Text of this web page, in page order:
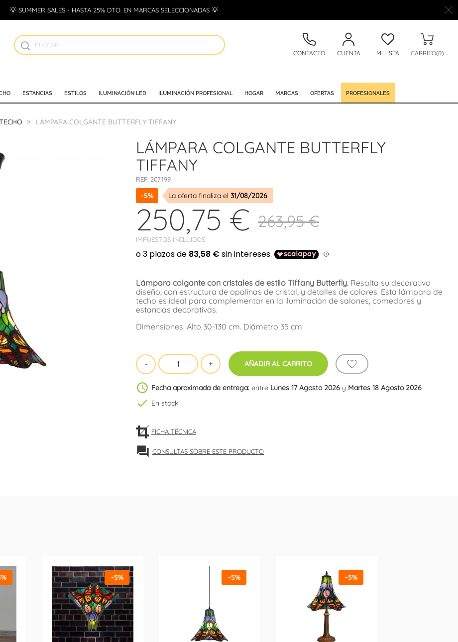
💡 SUMMER SALES - HASTA 25% DTO. EN MARCAS SELECCIONADAS 💡
CONTACTO CUENTA MI LISTA CARRITO(0)
ESTANCIAS ESTILOS ILUMINACIÓN LED ILUMINACIÓN PROFESIONAL HOGAR MARCAS OFERTAS PROFESIONALES
LÁMPARA COLGANTE BUTTERFLY TIFFANY
LÁMPARA COLGANTE BUTTERFLY
TIFFANY
REF: 207199
-5% La oferta finaliza el 31/08/2026
250,75 €
IMPUESTOS INCLUIDOS
263,95 €
Lámpara colgante con cristales de estilo Tiffany Butterfly. Resalta su decorativo
diseño, con estructura de opalinas de cristal, y detalles de colores. Esta lámpara de
techo es ideal para complementar en la iluminación de salones, comedores y
estancias decorativas.
Dimensiones: Alto 30-130 cm. Diámetro 35 cm.
AÑADIR AL CARRITO
schedule Fecha aproximada de entrega: entre Lunes 17 Agosto 2026 y Martes 18 Agosto 2026
check En stock
FICHA TÉCNICA
forum CONSULTAS SOBRE ESTE PRODUCTO
-5% -5% -5%